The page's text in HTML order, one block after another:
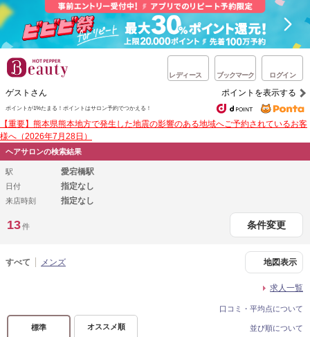
レディース ブックマーク ログイン
ゲストさん ポイントを表示する
ポイントが1%たまる！ ポイントはサロン予約でつかえる！
【重要】熊本県熊本地方で発生した地震の影響のある地域へご予約されているお客
様へ（2026年7月28日）
ヘアサロンの検索結果
駅 愛宕橋駅
日付 指定なし
来店時刻 指定なし
13件 条件変更
すべて メンズ 地図表示
求人一覧
口コミ・平均点について
標準 オススメ順 並び順について